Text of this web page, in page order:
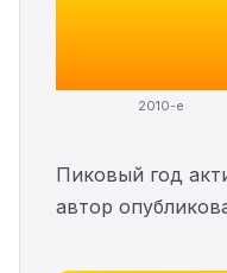
2010-е
Пиковый год
автор